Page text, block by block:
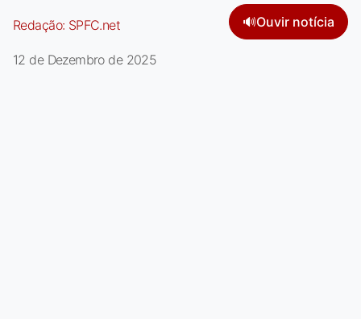
Redação: SPFC.net 🔊Ouvir notícia
12 de Dezembro de 2025